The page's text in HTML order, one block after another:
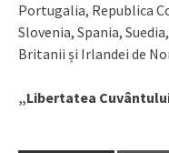
Portugalia, Republica
Slovenia, Spania,
Britanii și Irlandei de
„Libertatea